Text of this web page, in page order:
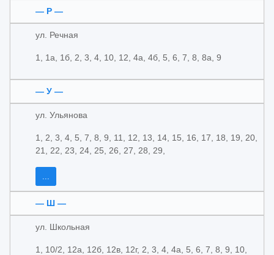
— Р —
ул. Речная
1, 1а, 1б, 2, 3, 4, 10, 12, 4а, 4б, 5, 6, 7, 8, 8а, 9
— У —
ул. Ульянова
1, 2, 3, 4, 5, 7, 8, 9, 11, 12, 13, 14, 15, 16, 17, 18, 19, 20,
21, 22, 23, 24, 25, 26, 27, 28, 29,
...
— Ш —
ул. Школьная
1, 10/2, 12а, 12б, 12в, 12г, 2, 3, 4, 4а, 5, 6, 7, 8, 9, 10,